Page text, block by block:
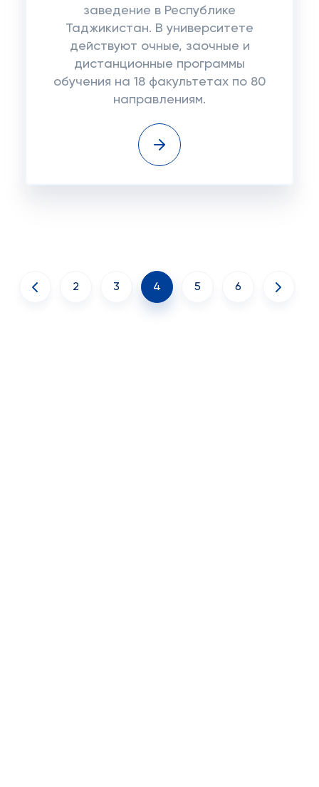
заведение в Республике
Таджикистан. В университете
действуют очные, заочные и
дистанционные программы
обучения на 18 факультетах по 80
направлениям.
2 3 4 5 6